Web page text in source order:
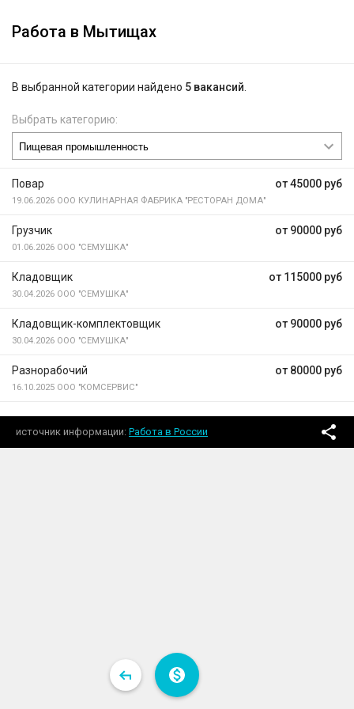
Работа в Мытищах
В выбранной категории найдено 5 вакансий
Выбрать категорию:
от 45000 руб
Повар
19.06.2026 ООО КУЛИНАРНАЯ ФАБРИКА "РЕСТОРАН ДОМА"
от 90000 руб
Грузчик
01.06.2026 ООО "СЕМУШКА"
от 115000 руб
Кладовщик
30.04.2026 ООО "СЕМУШКА"
от 90000 руб
Кладовщик-комплектовщик
30.04.2026 ООО "СЕМУШКА"
от 80000 руб
Разнорабочий
16.10.2025 ООО "КОМСЕРВИС"
источник информации Работа в России